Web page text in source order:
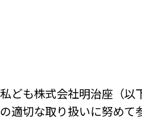
私ども株式会社明治座（以
の適切な取り扱いに努めて